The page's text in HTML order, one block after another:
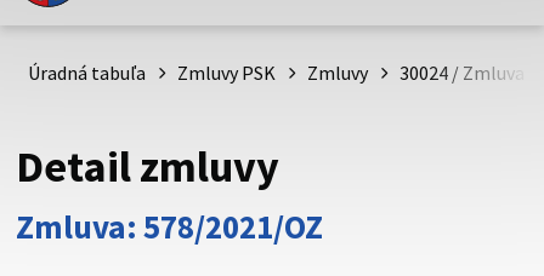
Toto je oficiálna webová stránka Prešovského
psk.sk.
Buďte pozorní a vždy sa uistite, že zdieľate informácie iba
cez zabezpečenú webovú stránku. Zabezpečená stránka
vždy začína https:// pred názvom domény webového sídla.
Úradná tabuľa Zmluvy PSK Zmluvy 30024 / Zmluva
Detail zmluvy
Zmluva: 578/2021/OZ